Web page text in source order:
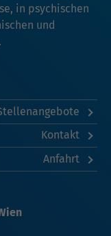
in psychischen
und
Kontakt
Anfahrt